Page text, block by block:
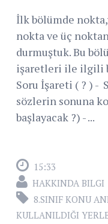
İlk bölümde
nokta ve üç
durmuştuk. Bu
işaretleri ile ilgili
Soru İşareti ( ? ) -
sözlerin sonuna
başlayacak ?) - ...
15:33
HAKKINDA BILGI
8.SINIF KONU
KULLANILDIĞI